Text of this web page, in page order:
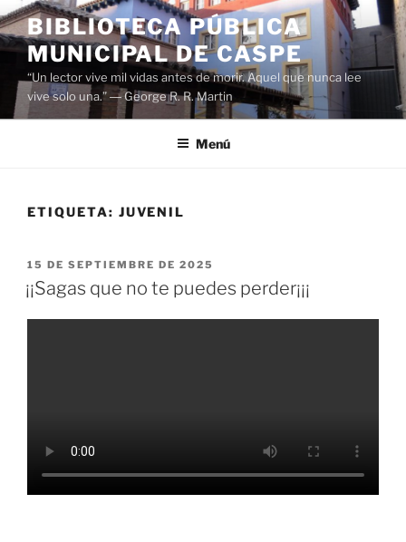
BIBLIOTECA PÚBLICA
MUNICIPAL DE CASPE
“Un lector vive mil vidas antes de morir. Aquel que nunca lee
vive solo una.” ― George R. R. Martin
Menú
ETIQUETA: JUVENIL
15 DE SEPTIEMBRE DE 2025
¡¡Sagas que no te puedes perder¡¡¡